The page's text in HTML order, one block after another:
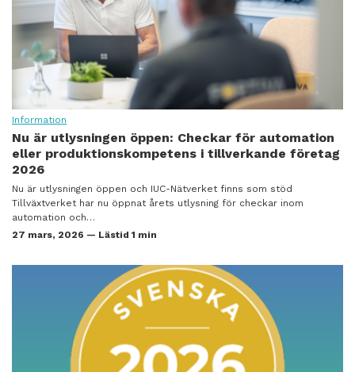
Information
Nu är utlysningen öppen: Checkar för automation
eller produktionskompetens i tillverkande företag
2026
Nu är utlysningen öppen och IUC-Nätverket finns som stöd
Tillväxtverket har nu öppnat årets utlysning för checkar inom
automation och…
27 mars, 2026 — Lästid 1 min